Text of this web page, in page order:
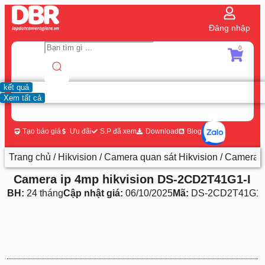
Đăng nhập
kết quả
Xem tất cả
0
Tạo báo giá Ưu đãi S.P đã xem Download Blog
Trang chủ / Hikvision /Camera quan sát Hikvision / Camera
Camera ip 4mp hikvision DS-2CD2T41G1-I
BH: 24 thángCập nhật giá: 06/10/2025Mã: DS-